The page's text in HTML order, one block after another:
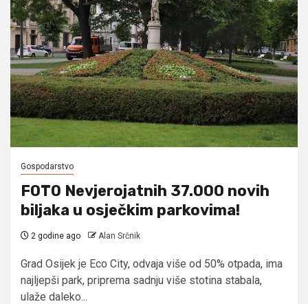
Gospodarstvo
FOTO Nevjerojatnih 37.000 novih
biljaka u osječkim parkovima!
2 godine ago Alan Srčnik
Grad Osijek je Eco City, odvaja više od 50% otpada, ima
najljepši park, priprema sadnju više stotina stabala,
ulaže daleko...